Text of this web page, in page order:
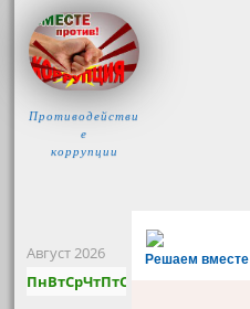
Противодействи
е
коррупции
Август 2026
ПнВтСрЧтПтСб
Решаем вместе